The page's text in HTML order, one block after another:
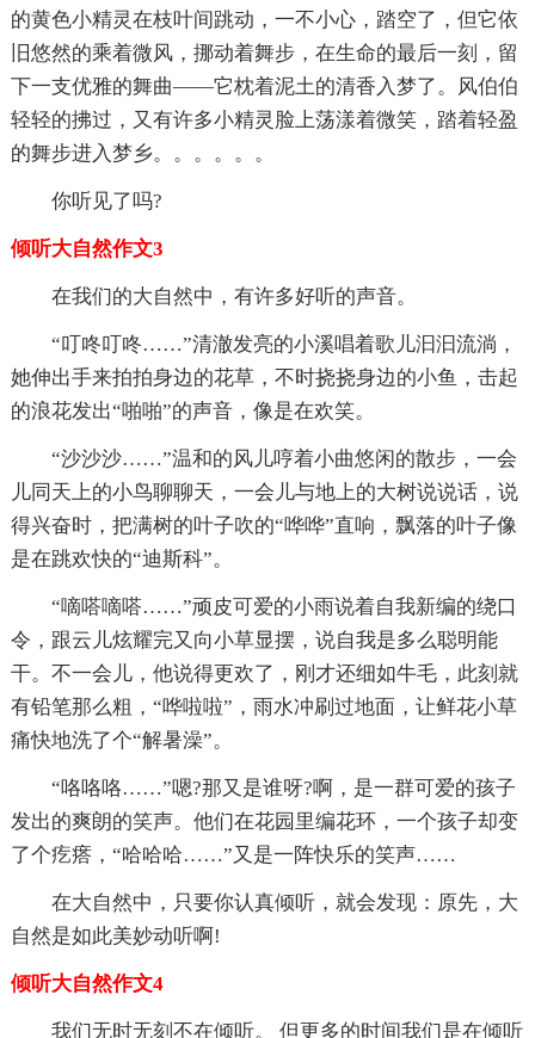
的黄色小精灵在枝叶间跳动，一不小心，踏空了，但它依
旧悠然的乘着微风，挪动着舞步，在生命的最后一刻，留
下一支优雅的舞曲——它枕着泥土的清香入梦了。风伯伯
轻轻的拂过，又有许多小精灵脸上荡漾着微笑，踏着轻盈
的舞步进入梦乡。。。。。。
你听见了吗?
倾听大自然作文3
在我们的大自然中，有许多好听的声音。
“叮咚叮咚……”清澈发亮的小溪唱着歌儿汩汩流淌，
她伸出手来拍拍身边的花草，不时挠挠身边的小鱼，击起
的浪花发出“啪啪”的声音，像是在欢笑。
“沙沙沙……”温和的风儿哼着小曲悠闲的散步，一会
儿同天上的小鸟聊聊天，一会儿与地上的大树说说话，说
得兴奋时，把满树的叶子吹的“哗哗”直响，飘落的叶子像
是在跳欢快的“迪斯科”。
“嘀嗒嘀嗒……”顽皮可爱的小雨说着自我新编的绕口
令，跟云儿炫耀完又向小草显摆，说自我是多么聪明能
干。不一会儿，他说得更欢了，刚才还细如牛毛，此刻就
有铅笔那么粗，“哗啦啦”，雨水冲刷过地面，让鲜花小草
痛快地洗了个“解暑澡”。
“咯咯咯……”嗯?那又是谁呀?啊，是一群可爱的孩子
发出的爽朗的笑声。他们在花园里编花环，一个孩子却变
了个疙瘩，“哈哈哈……”又是一阵快乐的笑声……
在大自然中，只要你认真倾听，就会发现：原先，大
自然是如此美妙动听啊!
倾听大自然作文4
我们无时无刻不在倾听。 但更多的时间我们是在倾听